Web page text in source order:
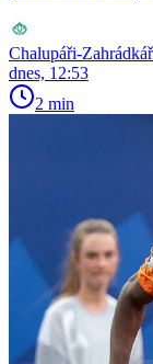
Chalupáři-
dnes, 12:53
2 min